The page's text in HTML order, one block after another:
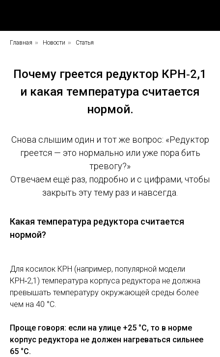
Главная » Новости » Статья
Почему греется редуктор КРН‑2,1
и какая температура считается
нормой.
Снова слышим один и тот же вопрос: «Редуктор
греется — это нормально или уже пора бить
тревогу?»
Отвечаем ещё раз, подробно и с цифрами, чтобы
закрыть эту тему раз и навсегда.
Какая температура редуктора считается
нормой?
Для косилок КРН (например, популярной модели
КРН‑2,1) температура корпуса редуктора не должна
превышать температуру окружающей среды более
чем на 40 °C.
Проще говоря: если на улице +25 °C, то в норме
корпус редуктора не должен нагреваться сильнее
65 °C.